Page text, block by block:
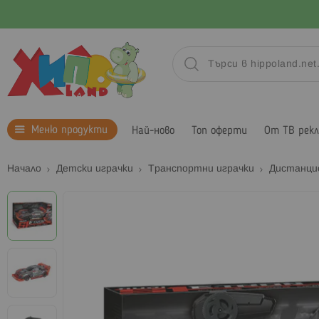
Меню продукти Най-ново Топ оферти От ТВ
Начало Детски играчки Транспортни играчки
Преминете
към
края
на
на
изображенията